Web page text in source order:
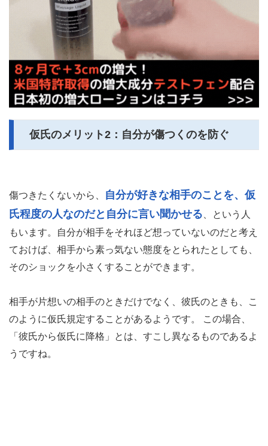
仮氏のメリット2：自分が傷つくのを防ぐ
傷つきたくないから、
自分が好きな相手のことを、仮
氏程度の人なのだと自分に言い聞かせる 、という人
もいます。自分が相手をそれほど想っていないのだと考え
ておけば、相手から素っ気ない態度をとられたとしても、
そのショックを小さくすることができます。
相手が片想いの相手のときだけでなく、彼氏のときも、こ
のように仮氏規定することがあるようです。 この場合、
「彼氏から仮氏に降格」とは、すこし異なるものであるよ
うですね。